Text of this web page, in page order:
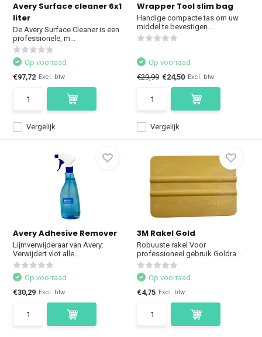
Avery Surface cleaner 6x1
liter
De Avery Surface Cleaner is een
professionele, m...
Vergelijk
Op voorraad
€97,72 Excl. btw
Wrapper Tool slim bag
Handige compacte tas om uw
middel te bevestigen....
Vergelijk
Op voorraad
€29,99 €24,50 Excl. btw
Avery Adhesive Remover
Lijmverwijderaar van Avery:
Verwijdert vlot alle...
Op voorraad
€30,29 Excl. btw
3M Rakel Gold
Robuuste rakel Voor
professioneel gebruik Goldra...
Op voorraad
€4,75 Excl. btw